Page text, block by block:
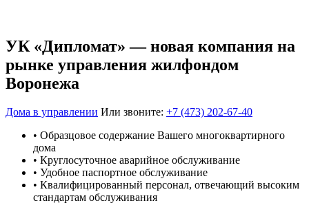
УК «Дипломат» — новая компания на
рынке управления жилфондом
Воронежа
Дома в управлении Или звоните: +7 (473) 202-67-40
• Образцовое содержание Вашего многоквартирного
дома
• Круглосуточное аварийное обслуживание
• Удобное паспортное обслуживание
• Квалифицированный персонал, отвечающий высоким
стандартам обслуживания